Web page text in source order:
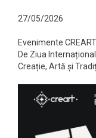
27/05/2026
Evenimente
De Ziua
Creație, Artă și